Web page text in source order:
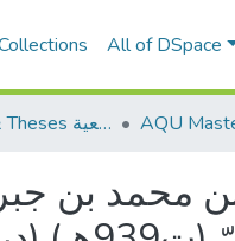
All of DSpace
Dissertations & Theses الرسائل الجامعية
محمد بن